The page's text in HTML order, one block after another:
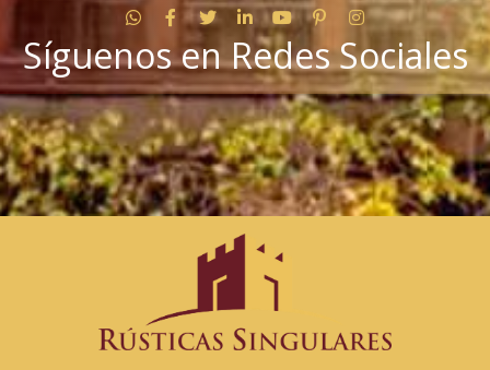
WhatsApp
Facebook
TwitterLinkedInYouTubePinterest
Instagram
Síguenos en Redes Sociales